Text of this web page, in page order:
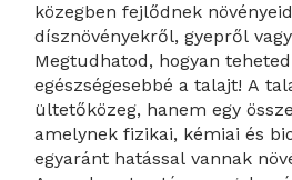
közegben fejlődnek
dísznövényekről, gyepről
Megtudhatod, hogyan
egészségesebbé a talajt! A
ültetőközeg, hanem egy
amelynek fizikai, kémiai és
egyaránt hatással vannak